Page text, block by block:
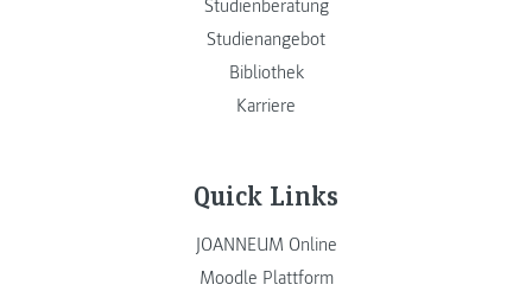
Studienberatung
Studienangebot
Bibliothek
Karriere
Quick Links
JOANNEUM Online
Moodle Plattform